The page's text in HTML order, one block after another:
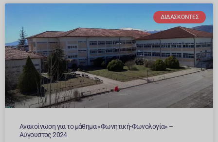
ΔΙΔΆΣΚΟΝΤΕΣ
Ανακοίνωση για το μάθημα «Φωνητική-Φωνολογία» –
Αύγουστος 2024